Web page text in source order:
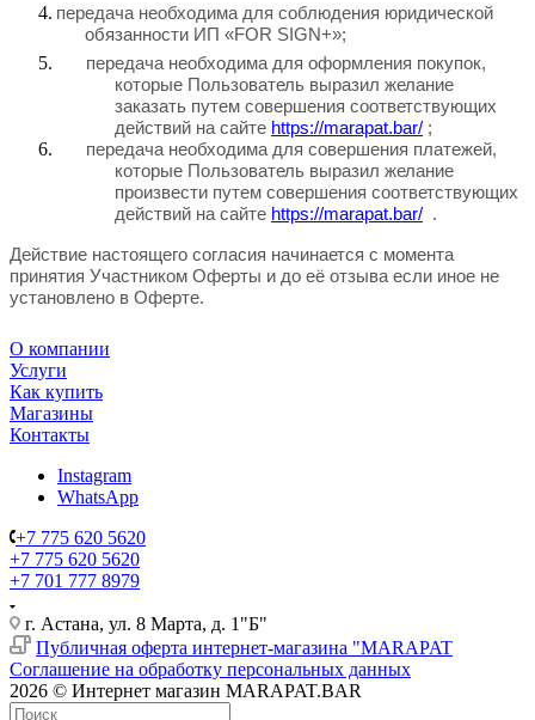
передача необходима для соблюдения юридической
обязанности ИП «FOR SIGN+»;
передача необходима для оформления покупок,
которые Пользователь выразил желание
заказать путем совершения соответствующих
действий на сайте https://marapat.bar/ ;
передача необходима для совершения платежей,
которые Пользователь выразил желание
произвести путем совершения соответствующих
действий на сайте https://marapat.bar/ .
Действие настоящего согласия начинается с момента
принятия Участником Оферты и до её отзыва если иное не
установлено в Оферте.
О компании
Услуги
Как купить
Магазины
Контакты
Instagram
WhatsApp
+7 775 620 5620
+7 775 620 5620
+7 701 777 8979
г. Астана, ул. 8 Марта, д. 1"Б"
Публичная оферта интернет-магазина "MARAPAT
Соглашение на обработку персональных данных
2026 © Интернет магазин MARAPAT.BAR